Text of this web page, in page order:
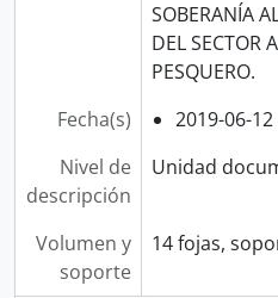
SOBERANÍA
DEL SECTOR
PESQUERO.
Fecha(s)
2019-06-
Nivel de
descripción
Unidad
Volumen y
soporte
14 fojas,